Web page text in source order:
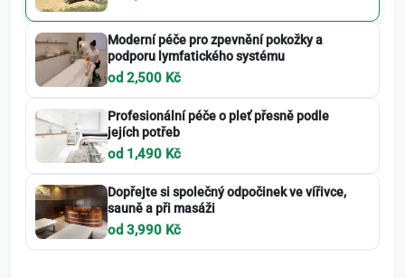
Moderní péče pro zpevnění pokožky a
podporu lymfatického systému
od 2,500 Kč
Profesionální péče o pleť přesně podle
jejích potřeb
od 1,490 Kč
Dopřejte si společný odpočinek ve vířivce,
sauně a při masáži
od 3,990 Kč